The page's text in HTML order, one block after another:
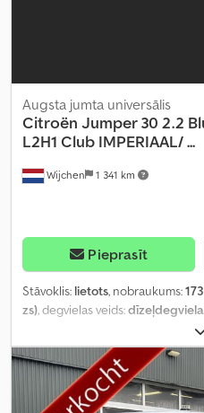
Wijchen 1 341 km
Augsta jumta universālis
Citroën Jumper 30 2.2
L2H1 Club IMPERIAAL/ ...
Pieprasīt
Stāvoklis: lietots, nobraukums:
zs), degvielas veids:dīzeļdegviela
, riteņu
10/2021, krautuves garums:3 120
augstums:1 660 mm ,
tvertnes tilpums:90 l, CO₂ izmeši:
skaits:3, Ražošanas gads:2021,